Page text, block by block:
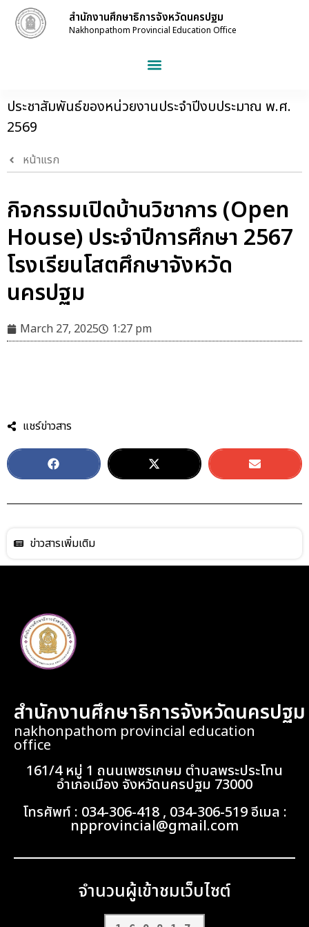
สำนักงานศึกษาธิการจังหวัดนครปฐม
Nakhonpathom Provincial Education Office
ประชาสัมพันธ์ของหน่วยงานประจำปีงบประมาณ พ.ศ.
2569
หน้าแรก
กิจกรรมเปิดบ้านวิชาการ (Open
House) ประจำปีการศึกษา 2567
โรงเรียนโสตศึกษาจังหวัด
นครปฐม
March 27, 2025 1:27 pm
แชร์ข่าวสาร
ข่าวสารเพิ่มเติม
สำนักงานศึกษาธิการจังหวัดนครปฐม
nakhonpathom provincial education
office
161/4 หมู่ 1 ถนนเพชรเกษม ตำบลพระประโทน
อำเภอเมือง จังหวัดนครปฐม 73000
โทรศัพท์ : 034-306-418 , 034-306-519 อีเมล :
npprovincial@gmail.com
จำนวนผู้เข้าชมเว็บไซต์